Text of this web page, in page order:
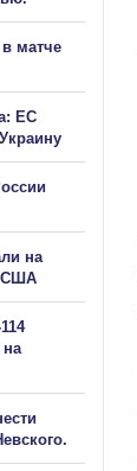
матче
ЕС
на
США
на